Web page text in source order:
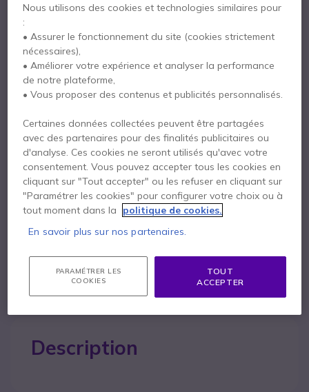
3 mois de garantieconstructeur
Payez en 4 sans frais (
11,69 € ) Afficher plus
Points Forts
Batterie de lithium haute capacité 2200mA
Exclusif pour les modèles XT420 et XT460
Afficher plus
Contactez nos experts - Numéro gratuit
0800 72 4000
F.A.Q Chat
Description
Nous utilisons des cookies et technologies similaires pour
:
• Assurer le fonctionnement du site (cookies strictement
nécessaires),
• Améliorer votre expérience et analyser la performance
de notre plateforme,
• Vous proposer des contenus et publicités personnalisés.
Certaines données collectées peuvent être partagées
avec des partenaires pour des finalités publicitaires ou
d'analyse. Ces cookies ne seront utilisés qu'avec votre
consentement. Vous pouvez accepter tous les cookies en
cliquant sur "Tout accepter" ou les refuser en cliquant sur
"Paramétrer les cookies" pour configurer votre choix ou à
tout moment dans la
politique de cookies.
En savoir plus sur nos partenaires.
PARAMÉTRER LES
COOKIES
TOUT
ACCEPTER